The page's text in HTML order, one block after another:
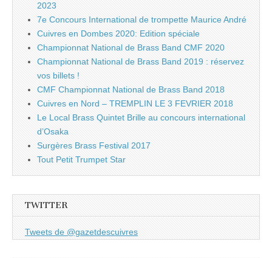
2023
7e Concours International de trompette Maurice André
Cuivres en Dombes 2020: Edition spéciale
Championnat National de Brass Band CMF 2020
Championnat National de Brass Band 2019 : réservez
vos billets !
CMF Championnat National de Brass Band 2018
Cuivres en Nord – TREMPLIN LE 3 FEVRIER 2018
Le Local Brass Quintet Brille au concours international
d’Osaka
Surgères Brass Festival 2017
Tout Petit Trumpet Star
TWITTER
Tweets de @gazetdescuivres